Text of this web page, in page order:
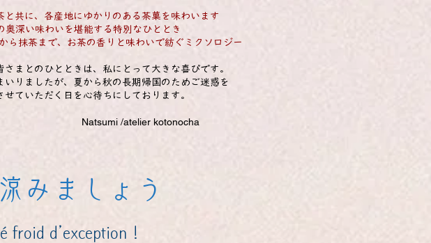
共に、各産地にゆかりのある茶菓を味わいます
深い味わいを堪能する特別なひととき
抹茶まで、お茶の香りと味わいで紡ぐミクソロジー
まとのひとときは、私にとって大きな喜びです。
いりましたが、夏から秋の長期帰国のためご迷惑を
ていただく日を心待ちにしております。
みましょう
froid d’exception !